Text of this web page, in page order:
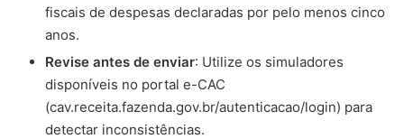
fiscais de despesas declaradas por pelo menos cinco
anos.
Revise antes de enviar: Utilize os simuladores
disponíveis no portal e-CAC
(cav.receita.fazenda.gov.br/autenticacao/login) para
detectar inconsistências.